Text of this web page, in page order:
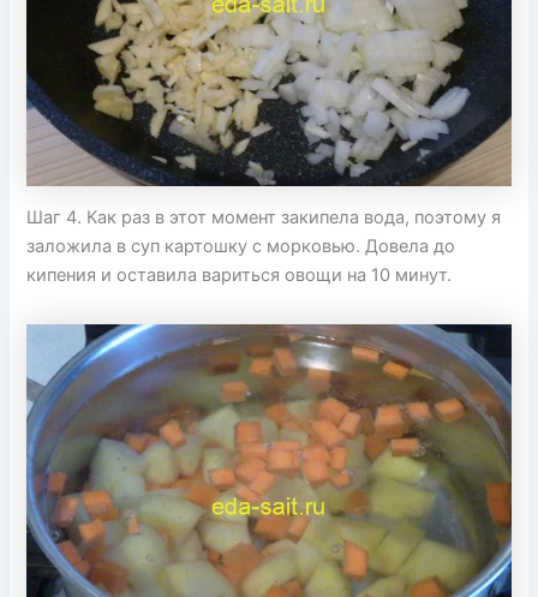
Шаг 4. Как раз в этот момент закипела вода, поэтому я
заложила в суп картошку с морковью. Довела до
кипения и оставила вариться овощи на 10 минут.